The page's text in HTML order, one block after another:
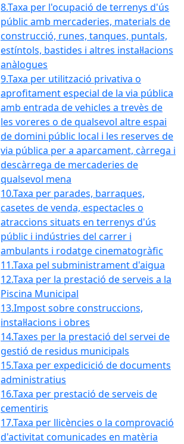
8.Taxa per l'ocupació de terrenys d'ús
públic amb mercaderies, materials de
construcció, runes, tanques, puntals,
estíntols, bastides i altres instal·lacions
anàlogues
9.Taxa per utilització privativa o
aprofitament especial de la via pública
amb entrada de vehicles a trevès de
les voreres o de qualsevol altre espai
de domini públic local i les reserves de
via pública per a aparcament, càrrega i
descàrrega de mercaderies de
qualsevol mena
10.Taxa per parades, barraques,
casetes de venda, espectacles o
atraccions situats en terrenys d'ús
públic i indústries del carrer i
ambulants i rodatge cinematogràfic
11.Taxa pel subministrament d'aigua
12.Taxa per la prestació de serveis a la
Piscina Municipal
13.Impost sobre construccions,
instal·lacions i obres
14.Taxes per la prestació del servei de
gestió de residus municipals
15.Taxa per expedicició de documents
administratius
16.Taxa per prestació de serveis de
cementiris
17.Taxa per llicències o la comprovació
d'activitat comunicades en matèria